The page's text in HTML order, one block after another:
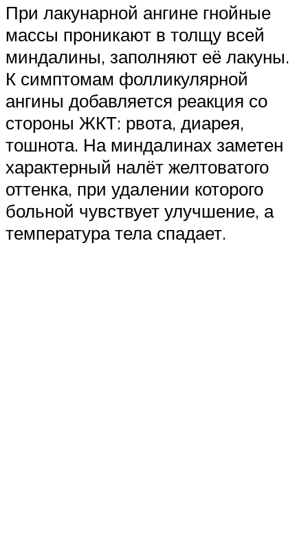
При лакунарной ангине гнойные
массы проникают в толщу всей
миндалины, заполняют её лакуны.
К симптомам фолликулярной
ангины добавляется реакция со
стороны ЖКТ: рвота, диарея,
тошнота. На миндалинах заметен
характерный налёт желтоватого
оттенка, при удалении которого
больной чувствует улучшение, а
температура тела спадает.